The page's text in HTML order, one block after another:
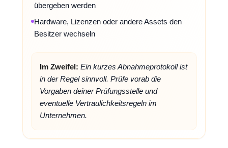
übergeben werden
Hardware, Lizenzen oder andere Assets den
Besitzer wechseln
Im Zweifel: Ein kurzes Abnahmeprotokoll ist
in der Regel sinnvoll. Prüfe vorab die
Vorgaben deiner Prüfungsstelle und
eventuelle Vertraulichkeitsregeln im
Unternehmen.